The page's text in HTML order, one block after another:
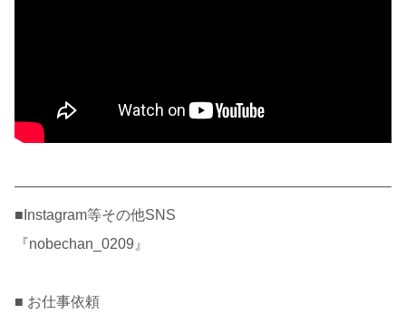
——————————————————————————
■Instagram等その他SNS
『nobechan_0209』
■ お仕事依頼